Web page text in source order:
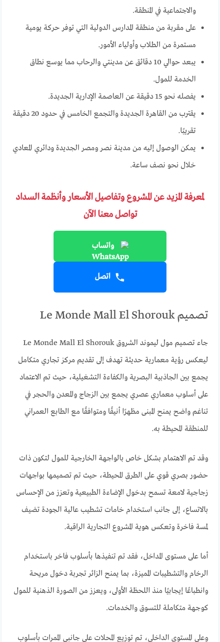
والاجتماعية في المنطقة.
على مقربة من منطقة المدارس الدولية التي توفر حركة يومية
مستمرة من الطلاب وأولياء الأمور.
يبعد حوالي 10 دقائق عن مدينتي والرحاب مما يوسع نطاق
الخدمة للمول.
يفصله نحو 15 دقيقة عن العاصمة الإدارية الجديدة.
يقترب من القاهرة الجديدة والتجمع الخامس في حدود 20 دقيقة
تقريبًا.
يمكن الوصول إليه من مدينة نصر ومصر الجديدة ودائري المعادي
خلال نحو نصف ساعة.
لمعرفة المزيد عن المشروع وتفاصيل الأسعار وأنظمة السداد
تواصل معنا الآن
واتساب
اتصل
تصميم Le Monde Mall El Shorouk
جاء تصميم مول ليموند الشروق Le Monde Mall El Shorouk
ليعكس رؤية معمارية حديثة تهدف إلى تقديم مركز تجاري متكامل
يجمع بين الجاذبية البصرية والكفاءة التشغيلية، حيث تم الاعتماد
على أسلوب معماري عصري يجمع بين الزجاج والمعدن والحجر في
تناغم واضح يمنح المبنى مظهرًا أنيقًا ومتوافقًا مع الطابع العمراني
للمنطقة المحيطة به.
وقد تم الاهتمام بشكل خاص بالواجهة الخارجية للمول لتكون ذات
حضور بصري قوي على الطرق المحيطة، حيث تم تصميمها بواجهات
زجاجية لامعة تسمح بدخول الإضاءة الطبيعية وتعزز من الإحساس
بالاتساع، إلى جانب استخدام خامات تشطيب عالية الجودة تضيف
لمسة فاخرة وتعكس هوية المشروع التجارية الراقية.
أما على مستوى المداخل، فقد تم تنفيذها بأسلوب فاخر باستخدام
الرخام والتشطيبات المميزة، بما يمنح الزائر تجربة دخول مريحة
وانطباعًا إيجابيًا منذ اللحظة الأولى، ويعزز من الصورة الذهنية للمول
كوجهة متكاملة للتسوق والخدمات.
وعلى المستوى الداخلي، تم توزيع المحلات على جانبي الممرات بأسلوب